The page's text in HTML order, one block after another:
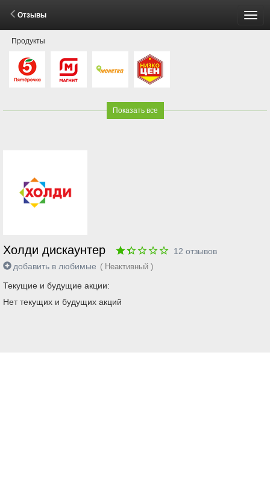
Отзывы
Продукты
Показать все
Холди дискаунтер 12 отзывов
добавить в любимые ( Неактивный )
Текущие и будущие акции:
Нет текущих и будущих акций